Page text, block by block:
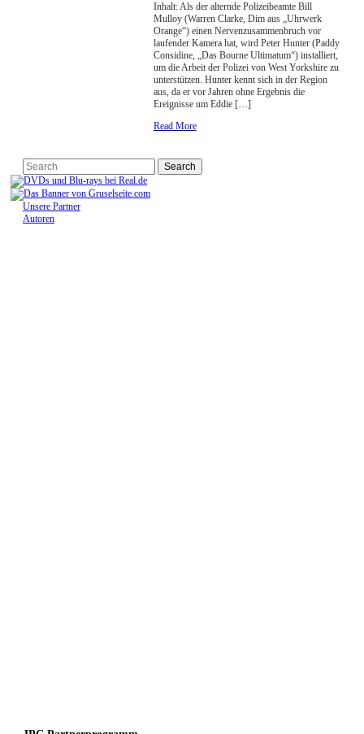
Inhalt: Als der alternde Polizeibeamte Bill
Mulloy (Warren Clarke, Dim aus „Uhrwerk
Orange“) einen Nervenzusammenbruch vor
laufender Kamera hat, wird Peter Hunter (Paddy
Considine, „Das Bourne Ultimatum“) installiert,
um die Arbeit der Polizei von West Yorkshire zu
unterstützen. Hunter kennt sich in der Region
aus, da er vor Jahren ohne Ergebnis die
Ereignisse um Eddie […]
Read More
Unsere Partner
Autoren